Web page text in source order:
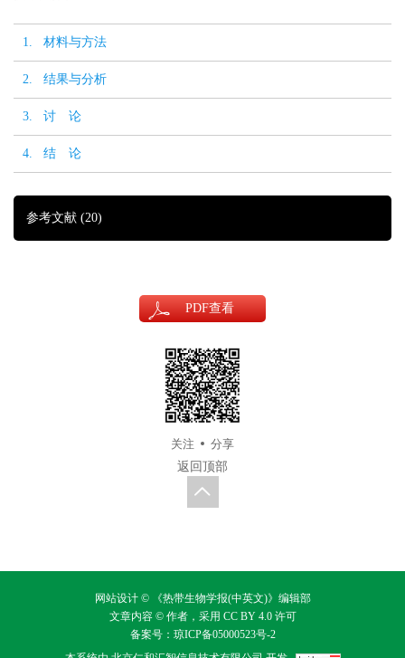
1. 材料与方法
2. 结果与分析
3. 讨 论
4. 结 论
参考文献 (20)
PDF查看
关注
分享
返回顶部
网站设计 © 《热带生物学报(中英文)》编辑部
文章内容 © 作者，采用 CC BY 4.0许可
备案号： 琼ICP备05000523号-2